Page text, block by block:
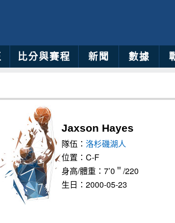
比分與賽程 新聞 數據
Jaxson Hayes
隊伍： 洛杉磯湖人
位置：C-F
身高/體重：7’0＂/220
生日：2000-05-23